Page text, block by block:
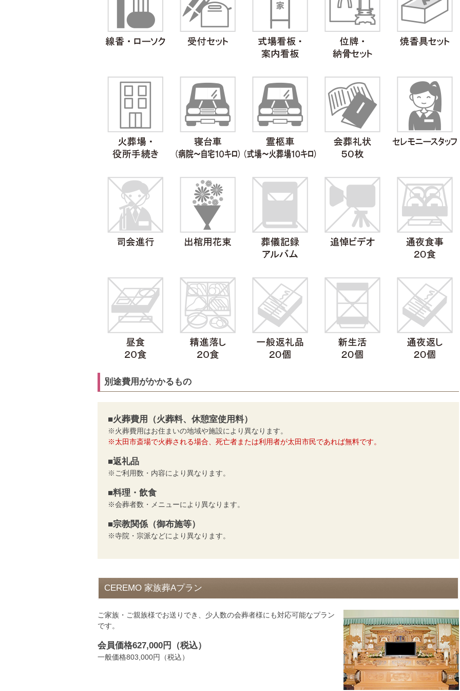
別途費用がかかるもの
■火葬費用（火葬料、休憩室使用料）
※火葬費用はお住まいの地域や施設により異なります。
※太田市斎場で火葬される場合、死亡者または利用者が太田市民であれば無料です。
■返礼品
※ご利用数・内容により異なります。
■料理・飲食
※会葬者数・メニューにより異なります。
■宗教関係（御布施等）
※寺院・宗派などにより異なります。
CEREMO 家族葬Aプラン
ご家族・ご親族様でお送りでき、少人数の会葬者様にも対応可能なプラン
です。
会員価格627,000円（税込）
一般価格803,000円（税込）